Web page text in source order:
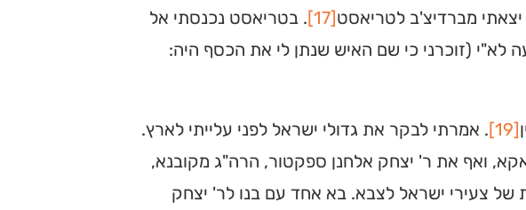
מברדיצ'ב לטריאסט[17]
. בטריאסט נכנסתי אל
לא"י (זוכרני כי שם האיש שנתן לי את הכסף היה:
[19]
. אמרתי לבקר את גדולי ישראל לפני עלייתי לארץ.
ואף את ר' יצחק אלחנן ספקטור, הרה"ג מקובנא,
של צעירי ישראל לצבא. בא אחד עם בנו לר' יצחק